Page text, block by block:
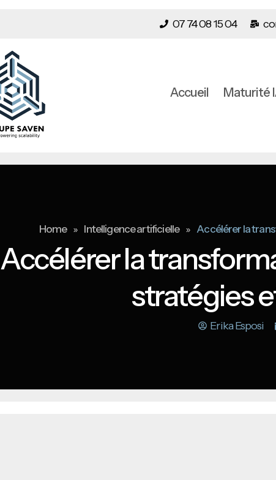
07 74 08 15 04
Accueil Maturité
Home » Intelligence artificielle » Accélérer la
Accélérer la
stratégies
Erika Esposi